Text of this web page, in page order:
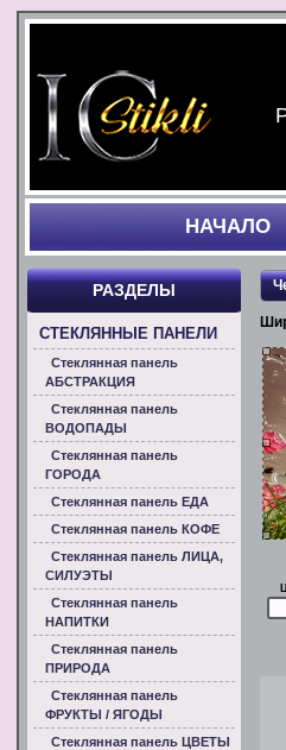
НАЧАЛO
РАЗДЕЛЫ
СТЕКЛЯННЫЕ ПАНЕЛИ
Стеклянная панель
АБСТРАКЦИЯ
Стеклянная панель
ВОДОПАДЫ
Стеклянная панель
ГОРОДА
Стеклянная панель ЕДА
Стеклянная панель КОФЕ
Стеклянная панель ЛИЦА,
СИЛУЭТЫ
Стеклянная панель
НАПИТКИ
Стеклянная панель
ПРИРОДА
Стеклянная панель
ФРУКТЫ / ЯГОДЫ
Стеклянная панель ЦВЕТЫ